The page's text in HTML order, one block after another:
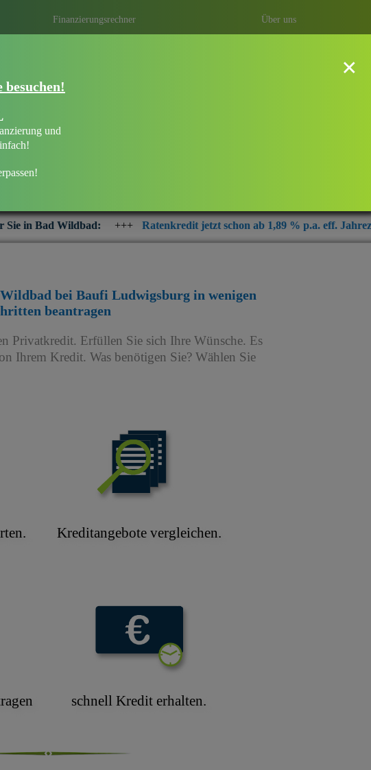
Finanzierungsrechner Über uns
Wildbad
Träume oder einfach notwendige
jetzt den günstigsten Kredit
+++ Ratenkredit jetzt schon ab 1,89 % p.a. eff. Jahrezins +++ Interesse
×
und
bei Baufi Ludwigsburg in wenigen
beantragen
Privatkredit. Erfüllen Sie sich Ihre Wünsche. Es
Ihrem Kredit. Was benötigen Sie? Wählen Sie
Kreditangebote vergleichen.
schnell Kredit erhalten.